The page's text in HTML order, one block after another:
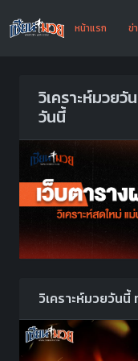
หน้าแรก ข่
วิเคราะห์มวย
วันนี้
วิเคราะห์มวยวัน